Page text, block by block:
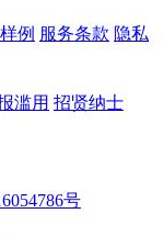
例 服务条款 隐私
滥用 招贤纳士
号